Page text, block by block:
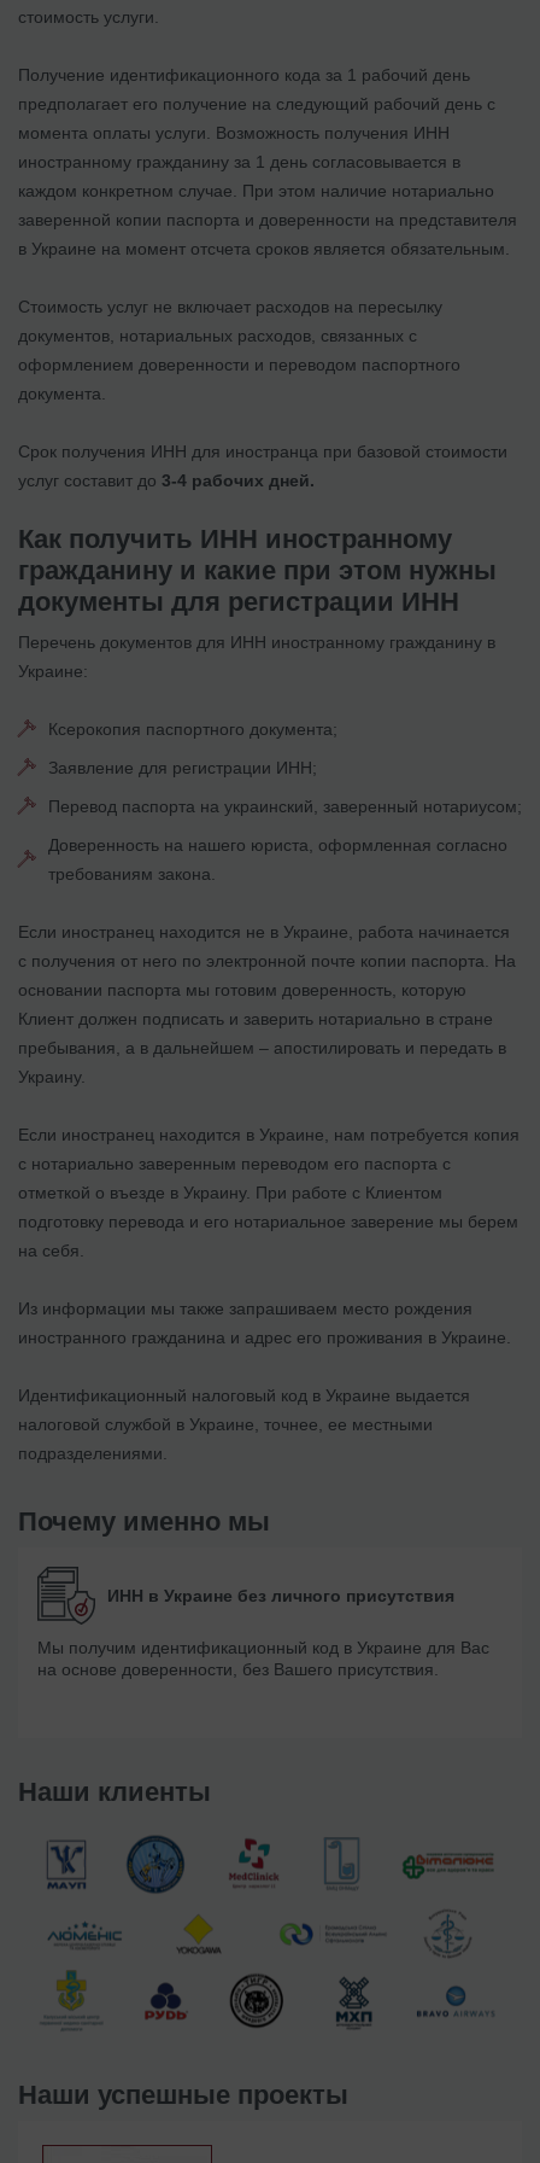
стоимость услуги.
Получение идентификационного кода за 1 рабочий день
предполагает его получение на следующий рабочий день с
момента оплаты услуги. Возможность получения ИНН
иностранному гражданину за 1 день согласовывается в
каждом конкретном случае. При этом наличие нотариально
заверенной копии паспорта и доверенности на представителя
в Украине на момент отсчета сроков является обязательным.
Стоимость услуг не включает расходов на пересылку
документов, нотариальных расходов, связанных с
оформлением доверенности и переводом паспортного
документа.
Срок получения ИНН для иностранца при базовой стоимости
услуг составит до 3-4 рабочих дней.
Как получить ИНН иностранному
гражданину и какие при этом нужны
документы для регистрации ИНН
Перечень документов для ИНН иностранному гражданину в
Украине:
Ксерокопия паспортного документа;
Заявление для регистрации ИНН;
Перевод паспорта на украинский, заверенный нотариусом;
Доверенность на нашего юриста, оформленная согласно
требованиям закона.
Если иностранец находится не в Украине, работа начинается
с получения от него по электронной почте копии паспорта. На
основании паспорта мы готовим доверенность, которую
Клиент должен подписать и заверить нотариально в стране
пребывания, а в дальнейшем – апостилировать и передать в
Украину.
Если иностранец находится в Украине, нам потребуется копия
с нотариально заверенным переводом его паспорта с
отметкой о въезде в Украину. При работе с Клиентом
подготовку перевода и его нотариальное заверение мы берем
на себя.
Из информации мы также запрашиваем место рождения
иностранного гражданина и адрес его проживания в Украине.
Идентификационный налоговый код в Украине выдается
налоговой службой в Украине, точнее, ее местными
подразделениями.
Почему именно мы
ИНН в Украине без личного присутствия
Мы получим идентификационный код в Украине для Вас
на основе доверенности, без Вашего присутствия.
Наши клиенты
Наши успешные проекты